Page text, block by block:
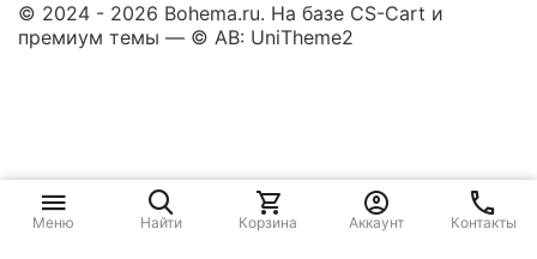
© 2024 - 2026 Bohema.ru. На базе CS-Cart и
премиум темы — © AB: UniTheme2
Меню Найти Корзина Аккаунт Контакты